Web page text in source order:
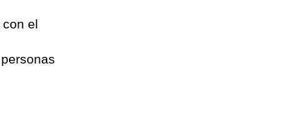
el